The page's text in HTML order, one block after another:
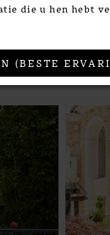
die u hen hebt
(BESTE